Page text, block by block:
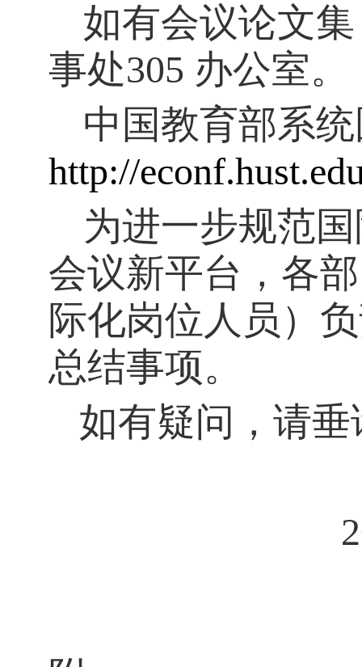
如有会议论文
事处305 办公室。
中国教育部系
http://
为进一步规范
会议新平台，各
际化岗位人员）
总结事项。
如有疑问，请垂